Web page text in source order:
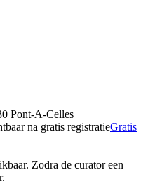
Pont-A-Celles
na gratis registratieGratis
Zodra de curator een